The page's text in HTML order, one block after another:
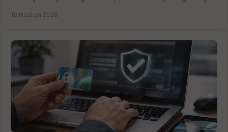
16 Haziran 2026